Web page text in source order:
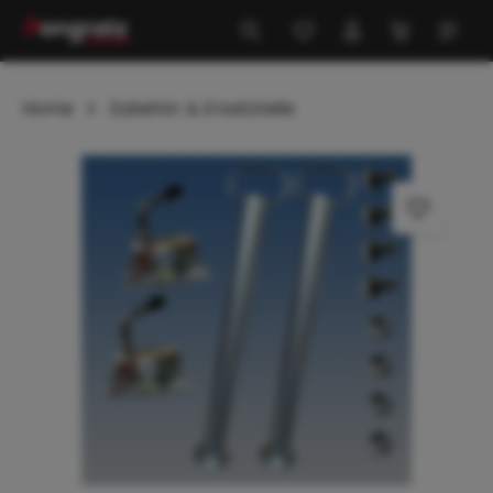
springen
Home Zubehör & Ersatzteile
Bildergalerie überspringen